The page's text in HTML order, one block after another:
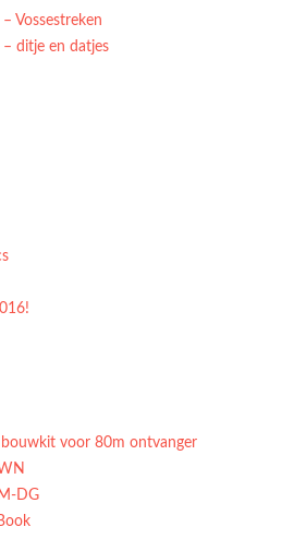
Vossestreken
ditje en datjes
voor 80m ontvanger
DG